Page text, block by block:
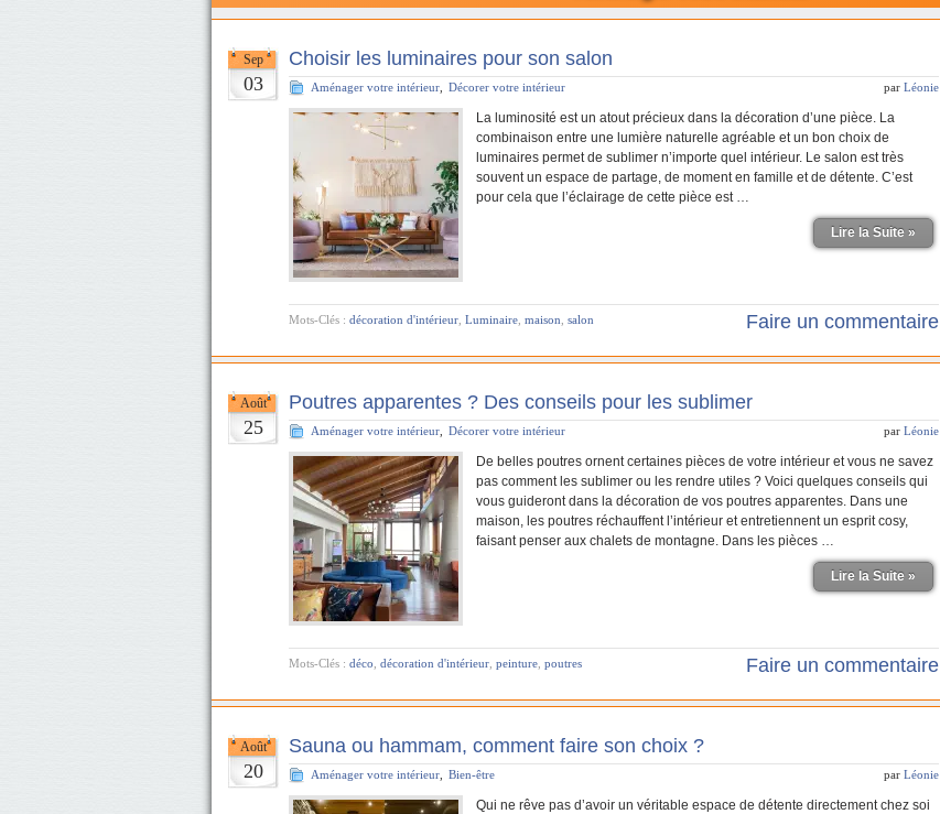
Sep
03
Choisir les luminaires pour son salon
Aménager votre intérieur Décorer votre intérieur par Léonie
La luminosité est un atout précieux dans la décoration d’une pièce. La
combinaison entre une lumière naturelle agréable et un bon choix de
luminaires permet de sublimer n’importe quel intérieur. Le salon est très
souvent un espace de partage, de moment en famille et de détente. C’est
pour cela que l’éclairage de cette pièce est …
Lire la Suite »
Mots-Clés : décoration d'intérieur Luminaire maison salon Faire un commentaire
Août
25
Poutres apparentes ? Des conseils pour les sublimer
Aménager votre intérieur Décorer votre intérieur par Léonie
De belles poutres ornent certaines pièces de votre intérieur et vous ne savez
pas comment les sublimer ou les rendre utiles ? Voici quelques conseils qui
vous guideront dans la décoration de vos poutres apparentes. Dans une
maison, les poutres réchauffent l’intérieur et entretiennent un esprit cosy,
faisant penser aux chalets de montagne. Dans les pièces …
Lire la Suite »
Mots-Clés : déco décoration d'intérieur peinture poutres Faire un commentaire
Août
20
Sauna ou hammam, comment faire son choix ?
Aménager votre intérieur Bien-être par Léonie
Qui ne rêve pas d’avoir un véritable espace de détente directement chez soi